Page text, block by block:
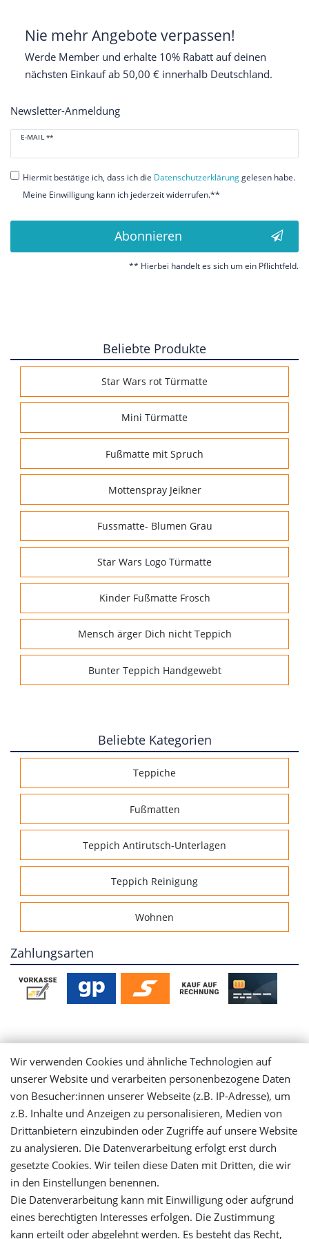
Nie mehr Angebote verpassen!
Werde Member und erhalte 10% Rabatt auf deinen
nächsten Einkauf ab 50,00 € innerhalb Deutschland.
Newsletter-Anmeldung
E-MAIL **
Newsletter
Honig
Hiermit bestätige ich, dass ich die Daten­schutz­erklärunggelesen habe.
Meine Einwilligung kann ich jederzeit widerrufen.**
Abonnieren
** Hierbei handelt es sich um ein Pflichtfeld.
Beliebte Produkte
Star Wars rot Türmatte
Mini Türmatte
Fußmatte mit Spruch
Mottenspray Jeikner
Fussmatte- Blumen Grau
Star Wars Logo Türmatte
Kinder Fußmatte Frosch
Mensch ärger Dich nicht Teppich
Bunter Teppich Handgewebt
Beliebte Kategorien
Teppiche
Fußmatten
Teppich Antirutsch-Unterlagen
Teppich Reinigung
Wohnen
Zahlungsarten
Mein Konto
Login
Registrieren
Versandinformationen
Let's stay connected
Wir verwenden Cookies und ähnliche Technologien auf
unserer Website und verarbeiten personenbezogene Daten
von Besucher:innen unserer Webseite (z.B. IP-Adresse), um
z.B. Inhalte und Anzeigen zu personalisieren, Medien von
Drittanbietern einzubinden oder Zugriffe auf unsere Website
zu analysieren. Die Datenverarbeitung erfolgt erst durch
gesetzte Cookies. Wir teilen diese Daten mit Dritten, die wir
in den Einstellungen benennen.
Die Datenverarbeitung kann mit Einwilligung oder aufgrund
eines berechtigten Interesses erfolgen. Die Zustimmung
kann erteilt oder abgelehnt werden. Es besteht das Recht,